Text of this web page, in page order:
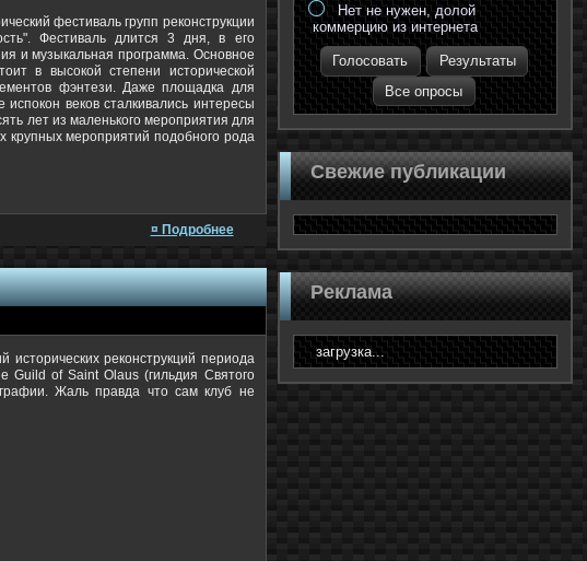
фестиваль групп реконструкции
Фестиваль длится 3 дня, в его
и музыкальная программа. Основное
в высокой степени исторической
фэнтези. Даже площадка для
веков сталкивались интересы
лет из маленького мероприятия для
крупных мероприятий подобного рода
¤ Подробнее
реконструкций периода
Guild of Saint Olaus (гильдия Святого
Жаль правда что сам клуб не
Нет не нужен, долой
коммерцию из интернета
Голосовать
Результаты
Все опросы
Свежие публикации
Реклама
загрузка...